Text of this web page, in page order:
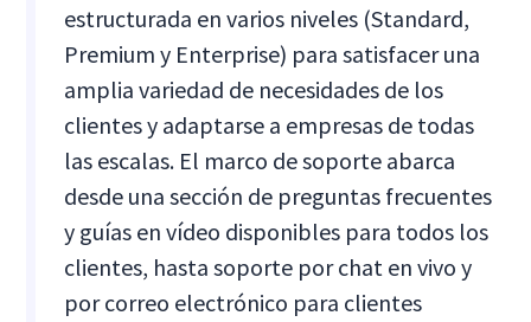
estructurada en varios niveles (Standard,
Premium y Enterprise) para satisfacer una
amplia variedad de necesidades de los
clientes y adaptarse a empresas de todas
las escalas. El marco de soporte abarca
desde una sección de preguntas frecuentes
y guías en vídeo disponibles para todos los
clientes, hasta soporte por chat en vivo y
por correo electrónico para clientes